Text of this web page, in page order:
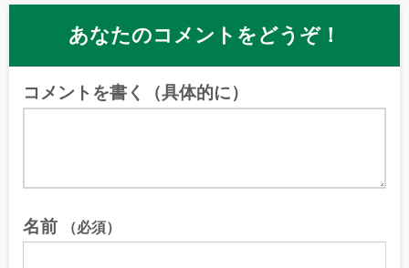
あなたのコメントをどうぞ！
コメントを書く（具体的に）
名前 （必須）